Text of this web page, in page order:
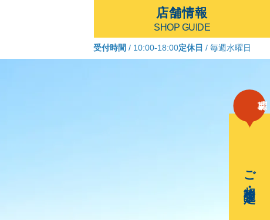
店舗情報
SHOP GUIDE
受付時間 / 10:00-18:00定休日 / 毎週水曜日
ご相談・査定